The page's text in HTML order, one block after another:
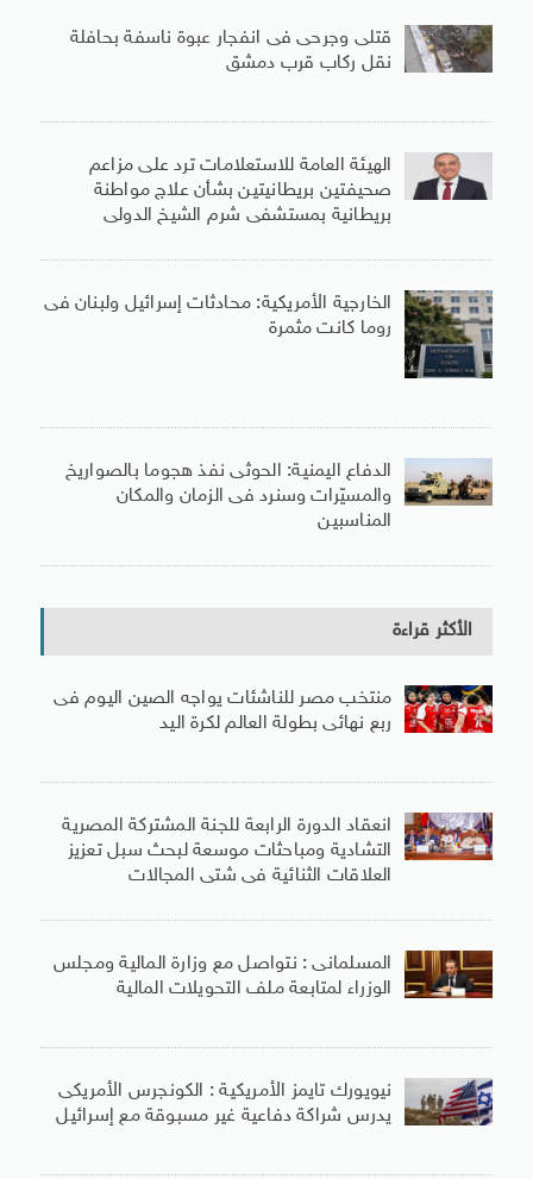
قتلى وجرحى فى انفجار عبوة ناسفة بحافلة
نقل ركاب قرب دمشق
الهيئة العامة للاستعلامات ترد على مزاعم
صحيفتين بريطانيتين بشأن علاج مواطنة
بريطانية بمستشفى شرم الشيخ الدولى
الخارجية الأمريكية: محادثات إسرائيل ولبنان فى
روما كانت مثمرة
الدفاع اليمنية: الحوثى نفذ هجوما بالصواريخ
والمسيّرات وسنرد فى الزمان والمكان
المناسبين
الأكثر قراءة
منتخب مصر للناشئات يواجه الصين اليوم فى
ربع نهائى بطولة العالم لكرة اليد
انعقاد الدورة الرابعة للجنة المشتركة المصرية
التشادية ومباحثات موسعة لبحث سبل تعزيز
العلاقات الثنائية فى شتى المجالات
المسلمانى : نتواصل مع وزارة المالية ومجلس
الوزراء لمتابعة ملف التحويلات المالية
نيويورك تايمز الأمريكية : الكونجرس الأمريكى
يدرس شراكة دفاعية غير مسبوقة مع إسرائيل